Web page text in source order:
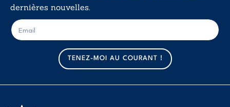
dernières nouvelles.
m
a
i
l
E
-
m
TENEZ-MOI AU COURANT !